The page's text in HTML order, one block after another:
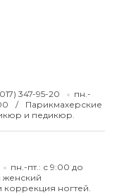
347-95-20
пн.-
Парикмахерские
и педикюр.
пн.-пт.: с 9:00 до
коррекция ногтей.